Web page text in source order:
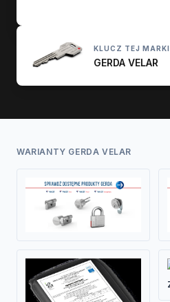
KLUCZ TEJ MARKI
GERDA VELAR
WARIANTY GERDA VELAR